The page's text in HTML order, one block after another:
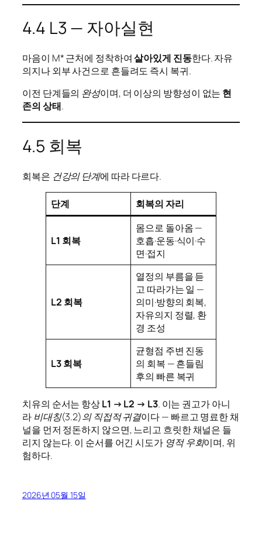
4.4 L3 — 자아실현
마음이 M* 근처에 정착하여살아있게 진동한다. 자유
의지나 외부 사건으로 흔들려도 즉시 복귀.
이전 단계들의 완성이며, 더 이상의 방향성이 없는 현
존의 상태.
4.5 회복
회복은 건강의 단계에 따라 다르다.
단계 회복의 자리
L1 회복
몸으로 돌아옴 —
호흡·운동·식이·수
면·접지
L2 회복
열정의 부름을 듣
고 따라가는 일 —
의미·방향의 회복,
자유의지 정렬, 환
경 조성
L3 회복
균형점 주변 진동
의 회복 — 흔들림
후의 빠른 복귀
치유의 순서는 항상L1 → L2 → L3. 이는 권고가 아니
라 비대칭(3.2)의 직접적 귀결이다 — 빠르고 명료한 채
널을 먼저 정돈하지 않으면, 느리고 흐릿한 채널은 들
리지 않는다. 이 순서를 어긴 시도가 영적 우회이며, 위
험하다.
2026년 05월 15일